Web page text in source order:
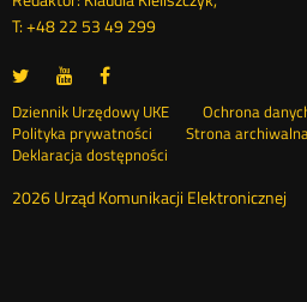
T: +48 22 53 49 299
UKE
portalu
Twitter
Otwórz
nowym
oknie
UKE
portalu
Youtube
Otwórz
nowym
oknie
portalu
Facebook
nowym
oknie
Stopka
menu
Dziennik Urzędowy UKE Otwórz
Ochrona
Polityka prywatności
Otwórz
w
oknie
Strona
Deklaracja dostępności
2026 Urząd Komunikacji Elektronicznej